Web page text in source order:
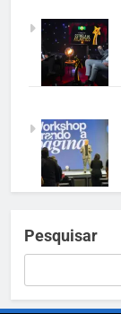
Pesquisar